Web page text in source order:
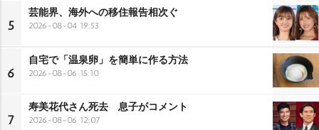
5
芸能界、海外への移住報告相次ぐ
2026-08-04 19:53
6
自宅で「温泉卵」を簡単に作る方法
2026-08-06 15:10
7
寿美花代さん死去 息子がコメント
2026-08-06 12:07